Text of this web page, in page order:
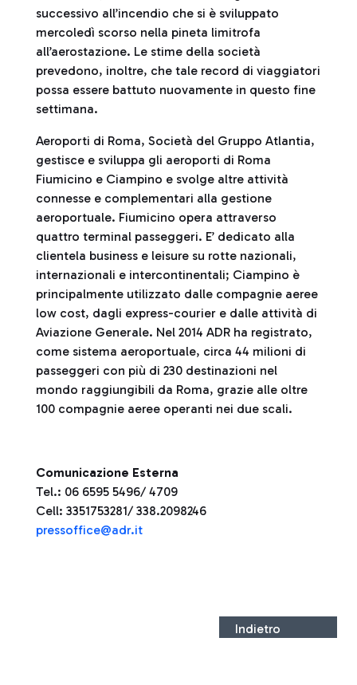
successivo all’incendio che si è sviluppato
mercoledì scorso nella pineta limitrofa
all’aerostazione. Le stime della società
prevedono, inoltre, che tale record di viaggiatori
possa essere battuto nuovamente in questo fine
settimana.
Aeroporti di Roma, Società del Gruppo Atlantia,
gestisce e sviluppa gli aeroporti di Roma
Fiumicino e Ciampino e svolge altre attività
connesse e complementari alla gestione
aeroportuale. Fiumicino opera attraverso
quattro terminal passeggeri. E’ dedicato alla
clientela business e leisure su rotte nazionali,
internazionali e intercontinentali; Ciampino è
principalmente utilizzato dalle compagnie aeree
low cost, dagli express-courier e dalle attività di
Aviazione Generale. Nel 2014 ADR ha registrato,
come sistema aeroportuale, circa 44 milioni di
passeggeri con più di 230 destinazioni nel
mondo raggiungibili da Roma, grazie alle oltre
100 compagnie aeree operanti nei due scali.
Comunicazione Esterna
Tel.: 06 6595 5496/ 4709
Cell: 3351753281/ 338.2098246
pressoffice@adr.it
Indietro